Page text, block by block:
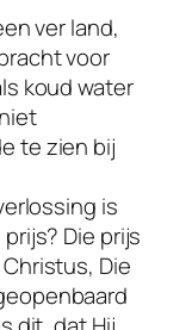
ver land,
voor
koud water
te zien bij
is
Die prijs
Die